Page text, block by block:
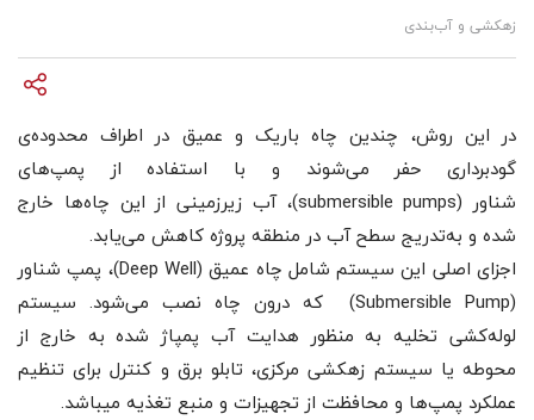
زهکشی و آب‌بندی
در این روش، چندین چاه باریک و عمیق در اطراف محدوده‌ی
گودبرداری حفر می‌شوند و با استفاده از پمپ‌های
شناور (submersible pumps)، آب زیرزمینی از این چاه‌ها خارج
شده و به‌تدریج سطح آب در منطقه پروژه کاهش می‌یابد.
اجزای اصلی این سیستم شامل چاه عمیق (Deep Well)، پمپ شناور
(Submersible Pump) که درون چاه نصب می‌شود. سیستم
لوله‌کشی تخلیه به منظور هدایت آب پمپاژ شده به خارج از
محوطه یا سیستم زهکشی مرکزی، تابلو برق و کنترل برای تنظیم
عملکرد پمپ‌ها و محافظت از تجهیزات و منبع تغذیه می­باشد.